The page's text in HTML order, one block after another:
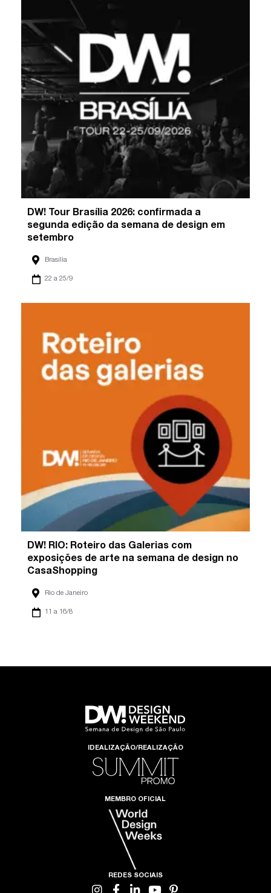
DW! Tour Brasília 2026: confirmada a
segunda edição da semana de design em
setembro
Brasília
22 a 25/9
DW! RIO: Roteiro das Galerias com
exposições de arte na semana de design no
CasaShopping
Rio de Janeiro
11 a 16/8
IDEALIZAÇÃO/REALIZAÇÃO
MEMBRO OFICIAL
REDES SOCIAIS